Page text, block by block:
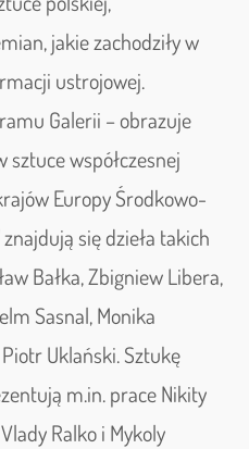
jakie zachodziły w
ustrojowej.
Galerii – obrazuje
współczesnej
Europy Środkowo-
się dzieła takich
Bałka, Zbigniew Libera,
Sasnal, Monika
Uklański. Sztukę
m.in. prace Nikity
Ralko i Mykoly